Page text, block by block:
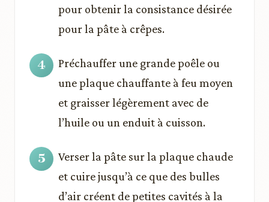
pour obtenir la consistance désirée
pour la pâte à crêpes.
Préchauffer une grande poêle ou
une plaque chauffante à feu moyen
et graisser légèrement avec de
l’huile ou un enduit à cuisson.
Verser la pâte sur la plaque chaude
et cuire jusqu’à ce que des bulles
d’air créent de petites cavités à la